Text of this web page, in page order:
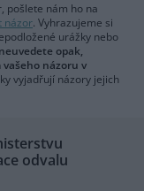
pošlete nám ho na
názor. Vyhrazujeme si
urážky nebo
opak,
názoru v
vyjadřují názory jejich
odvalu